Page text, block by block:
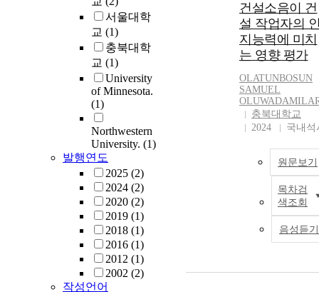
서울대학
교 (1)
충북대학
교 (1)
University
of Minnesota.
(1)
Northwestern
University. (1)
발행연도
2025 (2)
2024 (2)
2020 (2)
2019 (1)
2018 (1)
2016 (1)
2012 (1)
2002 (2)
작성언어
건설소음이 건
설 작업자의
지능력에 미치
는 영향 평가
OLATUNBOSUN
SAMUEL
충북대학교
2024
국내석
원문보기
목차검
색조회
음성듣기